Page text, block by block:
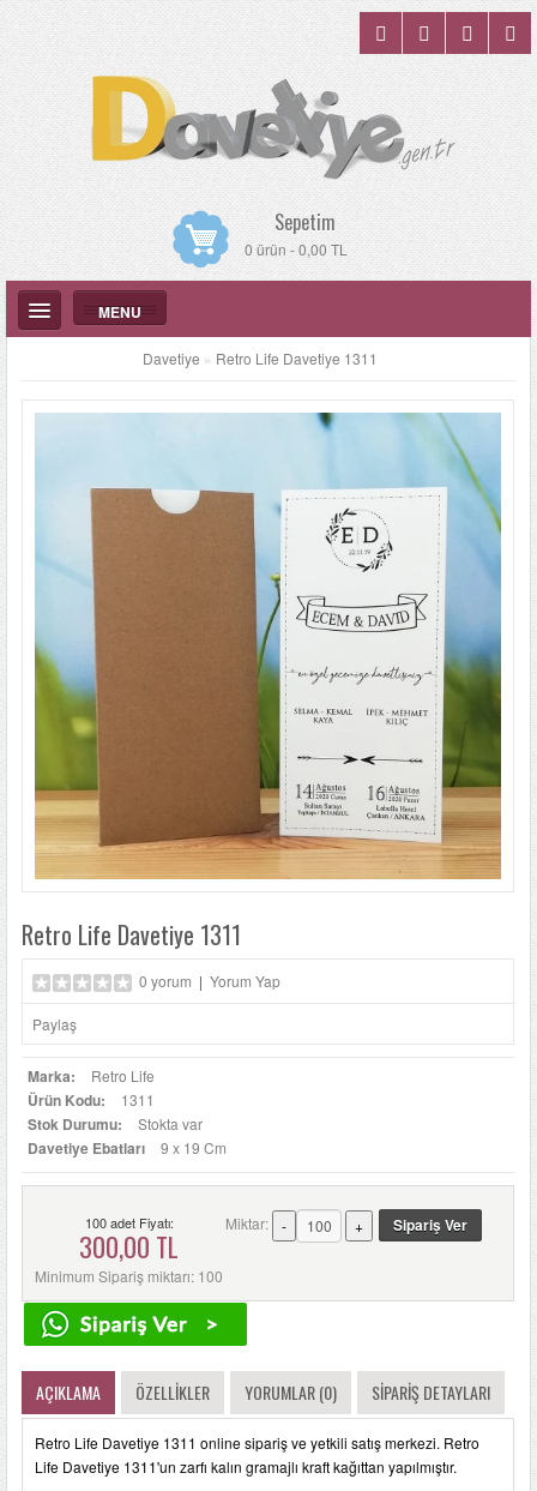
Sepetim
0 ürün - 0,00 TL
MENU
LÜKS DAVETIYELER
NIKAH ŞEKERLERI
SIKÇA SORULANLAR
BLOG
İLETIŞIM
Davetiye » Retro Life Davetiye 1311
Retro Life Davetiye 1311
0 yorum | Yorum Yap
Paylaş
Marka: Retro Life
Ürün Kodu: 1311
Stok Durumu: Stokta var
Davetiye Ebatları 9 x 19 Cm
100 adet Fiyatı:
300,00 TL
Minimum Sipariş miktarı: 100
Miktar:
AÇIKLAMA ÖZELLIKLER YORUMLAR (0) SIPARIŞ DETAYLARI
Retro Life Davetiye 1311 online sipariş ve yetkili satış merkezi. Retro
Life Davetiye 1311'un zarfı kalın gramajlı kraft kağıttan yapılmıştır.